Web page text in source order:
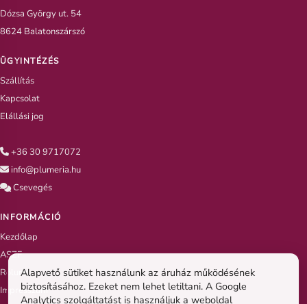
Dózsa György ut. 54
8624 Balatonszárszó
ÜGYINTÉZÉS
Szállítás
Kapcsolat
Elállási jog
+36 30 9717072
info@plumeria.hu
Csevegés
INFORMÁCIÓ
Kezdőlap
ASZF
Rólunk
Impresszum
Alapvető sütiket használunk az áruház működésének
biztosításához. Ezeket nem lehet letiltani. A Google
Analytics szolgáltatást is használjuk a weboldal